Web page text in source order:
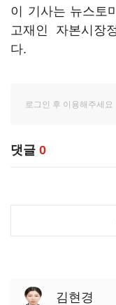
이 기사는 뉴스토
고재인 자본시장
다.
댓글 0
김현경